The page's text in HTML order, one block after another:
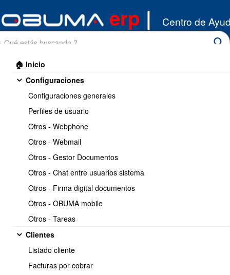
erp | Centro de
🏠 Inicio
Configuraciones
Configuraciones generales
Perfiles de usuario
Otros - Webphone
Otros - Webmail
Otros - Gestor Documentos
Otros - Chat entre usuarios sistema
Otros - Firma digital documentos
Otros - OBUMA mobile
Otros - Tareas
Clientes
Listado cliente
Facturas por cobrar
Remuneraciones
Imprimir << Anterior 3 / 45
Seleccionar plantillas
liquidacion de sueldo
https://www.obuma.cl/ayuda/articulo/384/seleccionar-plantillas-
liquidacion-de-sueldo